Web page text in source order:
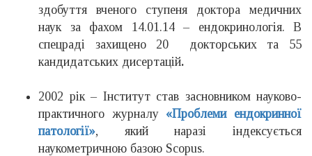
здобуття вченого ступеня доктора медичних
наук за фахом 14.01.14 – ендокринологія. В
спецраді захищено 20 докторських та 55
кандидатських дисертацій.
2002 рік – Інститут став засновником науково-
практичного журналу «Проблеми ендокринної
патології», який наразі індексується
наукометричною базою Scopus.